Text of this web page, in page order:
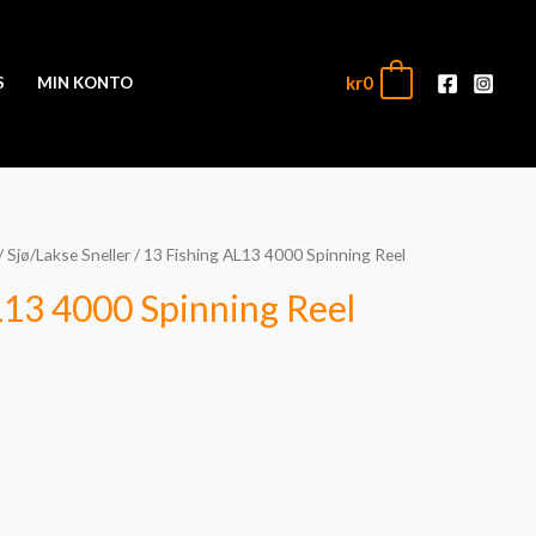
MIN KONTO kr0
Sjø/Lakse Sneller/ 13 Fishing AL13 4000 Spinning Reel
4000 Spinning Reel